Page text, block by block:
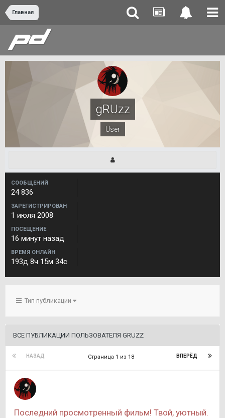
Главная
gRUzz
User
СООБЩЕНИЙ
24 836
ЗАРЕГИСТРИРОВАН
1 июля 2008
ПОСЕЩЕНИЕ
16 минут назад
ВРЕМЯ ОНЛАЙН
193д 8ч 15м 34с
Тип публикации
ВСЕ ПУБЛИКАЦИИ ПОЛЬЗОВАТЕЛЯ GRUZZ
НАЗАД ВПЕРЁД
Страница 1 из 18
Последний просмотренный фильм! Твой, уютный.